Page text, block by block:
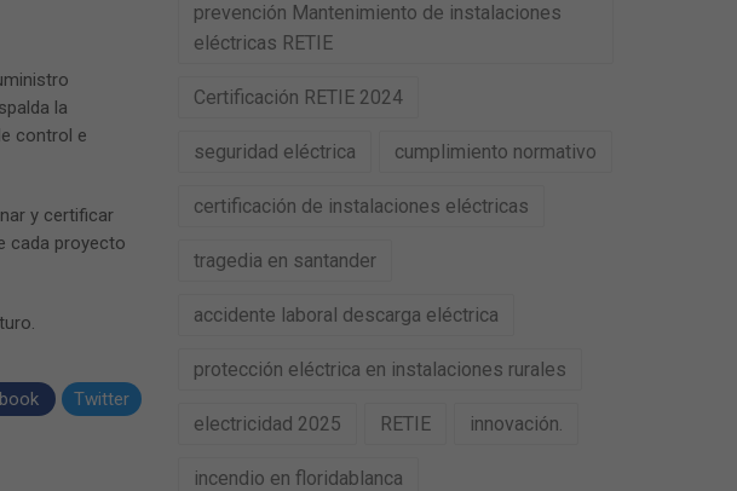
la
control e
y certificar
cada proyecto
Twitter
prevención Mantenimiento de instalaciones
eléctricas RETIE
Certificación RETIE 2024
seguridad eléctrica cumplimiento normativo
certificación de instalaciones eléctricas
tragedia en santander
accidente laboral descarga eléctrica
protección eléctrica en instalaciones rurales
electricidad 2025 RETIE innovación.
incendio en floridablanca